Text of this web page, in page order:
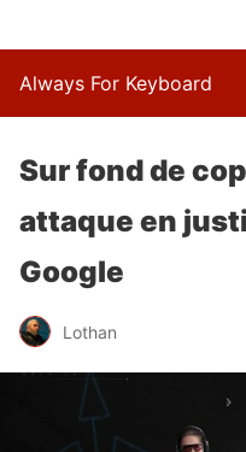
Always For Keyboard
Sur fond de
attaque en
Google
Lothan